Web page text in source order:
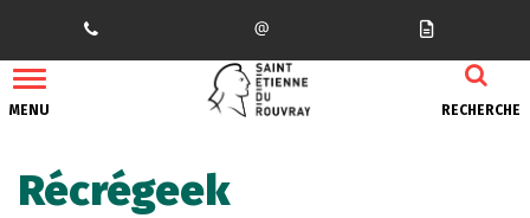
MENU RECHERCHE
Récrégeek